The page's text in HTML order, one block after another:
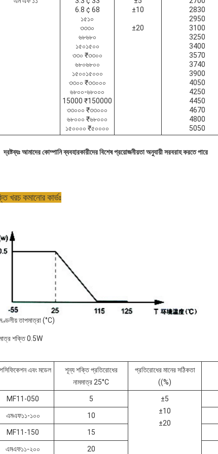
6.8 ¢ 68
১৫১০
৩৩৩০
৬৮৬৮০
১৫০১৫০০
৩৩০ ₹৩৩০০
৬৮০৬৮০০
১৫০০১৫০০০
৩৩০০ ₹৩৩০০০
৬৮০০-৬৮০০০
15000 ₹150000
৩৩০০০ ₹৩৩০০০
৬৮০০০ ₹৬৮০০০
১৫০০০০ ₹৫০০০০
±10
±20
2830
2950
3100
3250
3400
3570
3740
3900
4050
4250
4450
4670
4800
5050
দ্রষ্টব্যঃ আমাদের কোম্পানি ব্যবহারকারীদের বিশেষ প্রয়োজনীয়তা অনুযায়ী সরবরাহ করতে পারে
খরচ কমানোর কার্ভঃ
তাপমাত্রা (°C)
শক্তি 0.5W
এবং মডেল
শূন্য শক্তি প্রতিরোধের
নামমাত্র 25°C
প্রতিরোধের মানের সঠিকতা
((%)
MF11-050 5
±5
±10
±20
এমএফ১১-১০০ 10
MF11-150 15
এমএফ১১-২০০ 20